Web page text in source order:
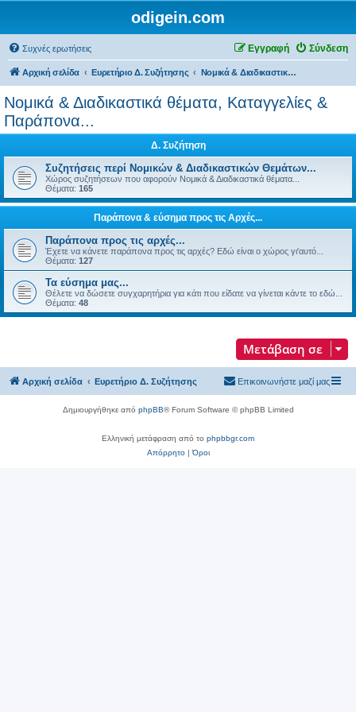
odigein.com
Συχνές ερωτήσεις Σύνδεση
Εγγραφή
Αρχική σελίδα Ευρετήριο Δ. Συζήτησης Νομικά & Διαδικαστικά θέματα, Καταγγελίες & Παράπονα...
Νομικά & Διαδικαστικά θέματα, Καταγγελίες &
Παράπονα...
Δ. Συζήτηση
Συζητήσεις περί Νομικών & Διαδικαστικών Θεμάτων...
Χώρος συζητήσεων που αφορούν Νομικά & Διαδικαστικά θέματα...
Θέματα: 165
Παράπονα & εύσημα προς τις Αρχές...
Παράπονα προς τις αρχές...
Έχετε να κάνετε παράπονα προς τις αρχές? Εδώ είναι ο χώρος γι'αυτό...
Θέματα: 127
Τα εύσημα μας...
Θέλετε να δώσετε συγχαρητήρια για κάτι που είδατε να γίνεται κάντε το εδώ...
Θέματα: 48
Μετάβαση σε
Αρχική σελίδα Ευρετήριο Δ. Συζήτησης Επικοινωνήστε μαζί μας
Δημιουργήθηκε από phpBB® Forum Software © phpBB Limited
Ελληνική μετάφραση από το phpbbgr.com
Απόρρητο|Όροι